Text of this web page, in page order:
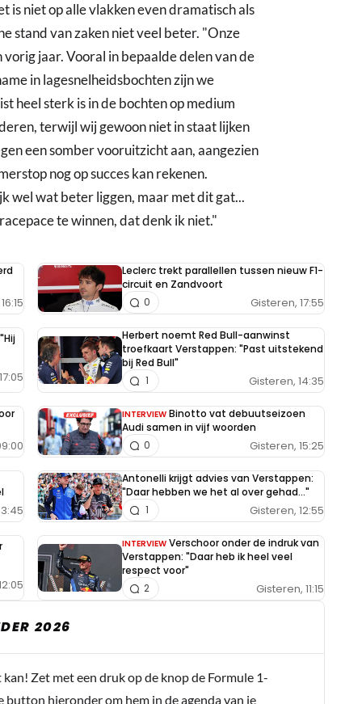
niet op alle vlakken even dramatisch als
stand van zaken niet veel beter. "Onze
jaar. Vooral in bepaalde delen van de
in lagesnelheidsbochten zijn we
heel sterk is in de bochten op medium
terwijl wij gewoon niet in staat lijken
een somber vooruitzicht aan, aangezien
nog op succes kan rekenen.
wel wat beter liggen, maar met dit gat...
te winnen, dat denk ik niet."
Leclerc trekt parallellen tussen nieuw F1-
circuit en Zandvoort
Gisteren, 17:55
0
Herbert noemt Red Bull-aanwinst
troefkaart Verstappen: "Past uitstekend
bij Red Bull"
Gisteren, 14:35
1
INTERVIEW Binotto vat debuutseizoen
Audi samen in vijf woorden
Gisteren, 15:25
0
Antonelli krijgt advies van Verstappen:
"Daar hebben we het al over gehad..."
Gisteren, 12:55
1
INTERVIEW Verschoor onder de indruk van
Verstappen: "Daar heb ik heel veel
respect voor"
Gisteren, 11:15
2
2026
Zet met een druk op de knop de Formule 1-
hieronder om hem in de agenda van je